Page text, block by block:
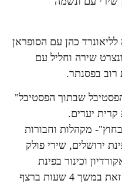
כהן עם הסופראן
שירה וחליל עם
בפסנתר.
שבתוך הפסטיבל"
יערים.
מקהלות וחבורות
ירושלים, שירי פולק
וכינור בפינת
הזיתים ושירת קהל בחורשה וכל זאת במשך 4 שעות ברצף